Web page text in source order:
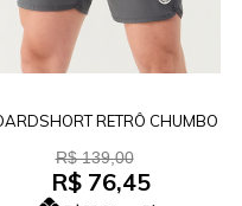
RETRÔ CHUMBO
R$ 139,00
R$ 76,45